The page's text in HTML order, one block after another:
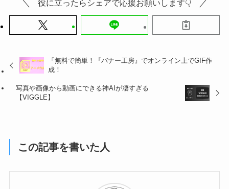
役に立ったらシェアで応援お願いします👇
「無料で簡単！『バナー工房』でオンライン上でGIF作
成！
写真や画像から動画にできる神AIが凄すぎる
【VIGGLE】
この記事を書いた人